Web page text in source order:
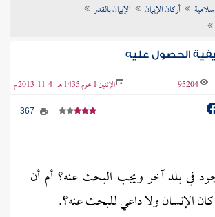
أركان الإيمان
الإيمان بالقدر
الحصول عليه
95204 الإثنين 1 محرم 1435 هـ - 4-11-2013 م
في بلد آخر ويجب البحث عنه؟ أم أن
كان الإنسان ولا داعي للبحث عنه؟.